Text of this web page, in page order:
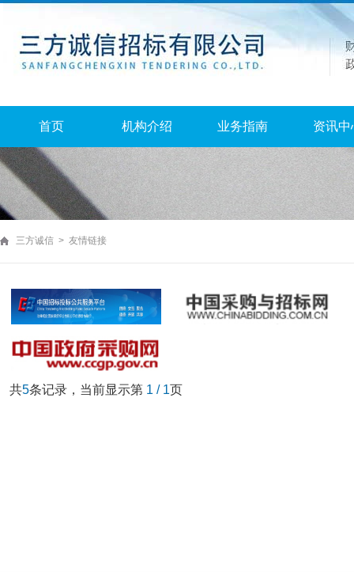
首页 机构介绍 业务指南 资讯中
三方诚信 > 友情链接
共5条记录，当前显示第 1 / 1页